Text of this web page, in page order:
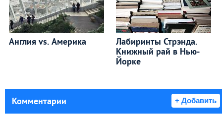
Англия vs. Америка
Лабиринты Стрэнда.
Книжный рай в Нью-
Йорке
Комментарии + Добавить